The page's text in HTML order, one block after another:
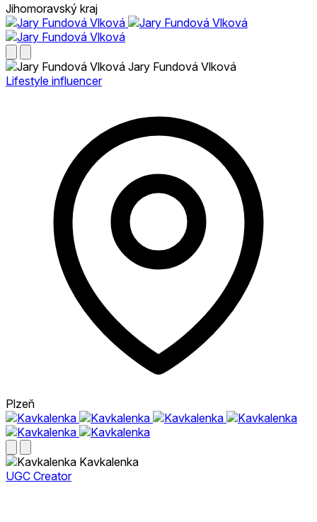
Jihomoravský kraj
Jary Fundová Vlková
Lifestyle influencer
Plzeň
Kavkalenka
UGC Creator